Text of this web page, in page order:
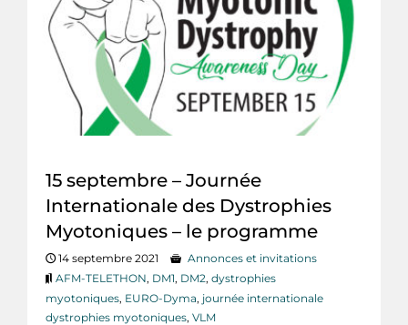
15 septembre – Journée
Internationale des Dystrophies
Myotoniques – le programme
14 septembre 2021
Annonces et invitations
AFM-TELETHON, DM1, DM2, dystrophies
myotoniques, EURO-Dyma, journée internationale
dystrophies myotoniques, VLM